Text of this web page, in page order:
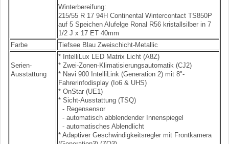
Winterbereifung:
215/55 R 17 94H Continental Wintercontact TS850P
auf 5 Speichen Alufelge Ronal R56 kristallsilber in 7
1/2 J x 17 ET 40mm
Farbe
Tiefsee Blau Zweischicht-Metallic
Serien-
Ausstattung
* IntelliLux LED Matrix Licht (A8Z)
* Zwei-Zonen-Klimatisierungsautomatik (CJ2)
* Navi 900 IntelliLink (Generation 2) mit 8"-
Fahrerinfodisplay (Io6 & UHS)
* OnStar (UE1)
* Sicht-Ausstattung (TSQ)
- Regensensor
- automatisch abblendender Innenspiegel
- automatisches Ablendlicht
* Adaptiver Geschwindigkeitsregler mit Frontkamera